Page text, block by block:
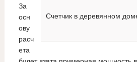
Счетчик в деревянном
За
осн
ову
расч
ета